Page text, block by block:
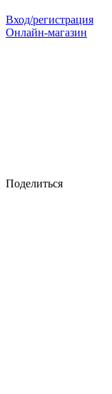
Вход/регистрация
Онлайн-магазин
Поделиться